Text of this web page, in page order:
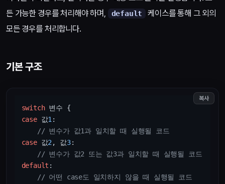
든 가능한 경우를 처리해야 하며,
default
케이스를 통해 그 외의
모든 경우를 처리합니다.
기본 구조
switch
case 값1 :
// 변수가 값1과 일치할 때 실행될 코드
case 값2 , 값3:
// 변수가 값2 또는 값3과 일치할 때 실행될 코드
default :
// 어떤 case도 일치하지 않을 때 실행될 코드
복사